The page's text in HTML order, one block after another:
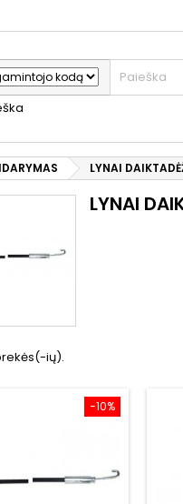
LYNAI
LYNAI
ių).
−10%